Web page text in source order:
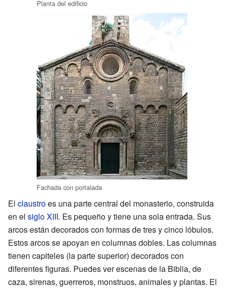
Planta del edificio
Fachada con portalada
El claustroes una parte central del monasterio, construida
en el siglo XIII. Es pequeño y tiene una sola entrada. Sus
arcos están decorados con formas de tres y cinco lóbulos.
Estos arcos se apoyan en columnas dobles. Las columnas
tienen capiteles (la parte superior) decorados con
diferentes figuras. Puedes ver escenas de la Biblia, de
caza, sirenas, guerreros, monstruos, animales y plantas. El